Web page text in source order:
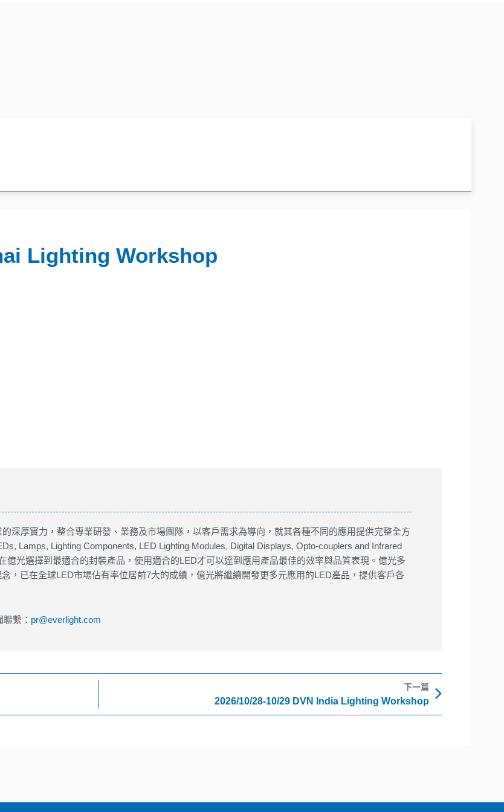
Lighting Workshop
深厚實力，整合專業研發、業務及市場團隊，以客戶需求為導向，就其各種不同的應用提供完整全方
Lamps, Lighting Components, LED Lighting Modules, Digital Displays, Opto-couplers and Infrared
億光選擇到最適合的封裝產品，使用適合的LED才可以達到應用產品最佳的效率與品質表現。億光多
，已在全球LED市場佔有率位居前7大的成績，億光將繼續開發更多元應用的LED產品，提供客戶各
聯繫： pr@everlight.com
下一篇
2026/10/28-10/29 DVN India Lighting Workshop
下一篇